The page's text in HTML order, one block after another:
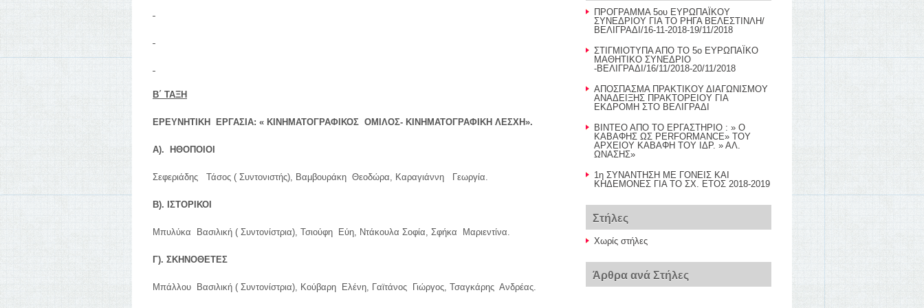
Β΄ ΤΑΞΗ
ΕΡΕΥΝΗΤΙΚΗ ΕΡΓΑΣΙΑ: « ΚΙΝΗΜΑΤΟΓΡΑΦΙΚΟΣ ΟΜΙΛΟΣ- ΚΙΝΗΜΑΤΟΓΡΑΦΙΚΗ ΛΕΣΧΗ».
Α). ΗΘΟΠΟΙΟΙ
Σεφεριάδης Τάσος ( Συντονιστής), Βαμβουράκη Θεοδώρα, Καραγιάννη Γεωργία.
Β). ΙΣΤΟΡΙΚΟΙ
Μπυλύκα Βασιλική ( Συντονίστρια), Τσιούφη Εύη, Ντάκουλα Σοφία, Σφήκα Μαριεντίνα.
Γ). ΣΚΗΝΟΘΕΤΕΣ
Μπάλλου Βασιλική ( Συντονίστρια), Κούβαρη Ελένη, Γαϊτάνος Γιώργος, Τσαγκάρης Ανδρέας.
ΠΡΟΓΡΑΜΜΑ 5ου ΕΥΡΩΠΑΪΚΟΥ
ΣΥΝΕΔΡΙΟΥ ΓΙΑ ΤΟ ΡΗΓΑ ΒΕΛΕΣΤΙΝΛΗ/
ΒΕΛΙΓΡΑΔΙ/16-11-2018-19/11/2018
ΣΤΙΓΜΙΟΤΥΠΑ ΑΠΟ ΤΟ 5ο ΕΥΡΩΠΑΪΚΟ
ΜΑΘΗΤΙΚΟ ΣΥΝΕΔΡΙΟ
-ΒΕΛΙΓΡΑΔΙ/16/11/2018-20/11/2018
AΠΟΣΠΑΣΜΑ ΠΡΑΚΤΙΚΟΥ ΔΙΑΓΩΝΙΣΜΟΥ
ΑΝΑΔΕΙΞΗΣ ΠΡΑΚΤΟΡΕΙΟΥ ΓΙΑ
ΕΚΔΡΟΜΗ ΣΤΟ ΒΕΛΙΓΡΑΔΙ
BINTEO AΠΟ ΤΟ ΕΡΓΑΣΤΗΡΙΟ : » Ο
ΚΑΒΑΦΗΣ ΩΣ PERFORMANCE» TOY
AΡΧΕΙΟΥ ΚΑΒΑΦΗ ΤΟΥ ΙΔΡ. » ΑΛ.
ΩΝΑΣΗΣ»
1η ΣΥΝΑΝΤΗΣΗ ΜΕ ΓΟΝΕΙΣ ΚΑΙ
ΚΗΔΕΜΟΝΕΣ ΓΙΑ ΤΟ ΣΧ. ΕΤΟΣ 2018-2019
Στήλες
Χωρίς στήλες
Άρθρα ανά Στήλες